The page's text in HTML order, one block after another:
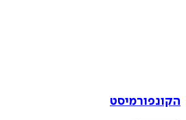
הקונפורמיסט